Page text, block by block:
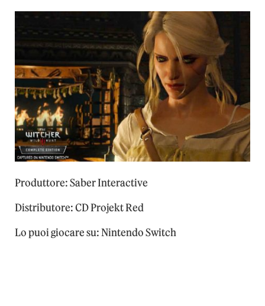
Produttore: Saber Interactive
Distributore: CD Projekt Red
Lo puoi giocare su: Nintendo Switch